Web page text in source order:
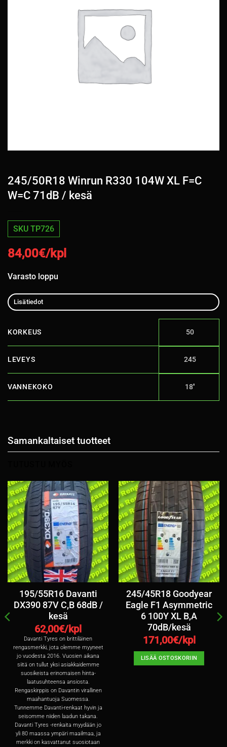
245/50R18 Winrun R330 104W XL F=C
W=C 71dB / kesä
SKU TP726
84,00€/kpl
Varasto loppu
Lisätiedot
KORKEUS 50
LEVEYS 245
VANNEKOKO 18''
Samankaltaiset tuotteet
195/55R16 Davanti
DX390 87V C,B 68dB /
kesä
62,00€/kpl
Davanti Tyres on brittiläinen
rengasmerkki, jota olemme myyneet
jo vuodesta 2016. Vuosien aikana
siitä on tullut yksi asiakkaidemme
suosikeista erinomaisen hinta-
laatusuhteensa ansiosta.
Rengaskirppis on Davantin virallinen
maahantuoja Suomessa.
Tunnemme Davanti-renkaat hyvin ja
seisomme niiden laadun takana.
Davanti Tyres -renkaita myydään jo
yli 80 maassa ympäri maailmaa, ja
merkki on kasvattanut suosiotaan
245/45R18 Goodyear
Eagle F1 Asymmetric
6 100Y XL B,A
70dB/kesä
171,00€/kpl
LISÄÄ OSTOSKORIIN